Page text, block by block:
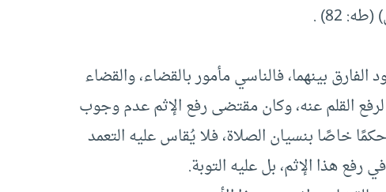
82) .
بينهما، فالناسي مأمور بالقضاء، والقضاء
القلم عنه، وكان مقتضى رفع الإثم عدم وجوب
خاصًا بنسيان الصلاة، فلا يُقاس عليه التعمد
رفع هذا الإثم، بل عليه التوبة.